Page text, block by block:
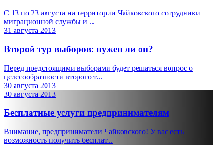
С 13 по 23 августа на территории Чайковского сотрудники
миграционной службы и ...
31 августа 2013
Второй тур выборов: нужен ли он?
Перед предстоящими выборами будет решаться вопрос о
целесообразности второго т...
30 августа 2013
30 августа 2013
Бесплатные услуги предпринимателям
Внимание, предприниматели Чайковского! У вас есть
возможность получить бесплат...